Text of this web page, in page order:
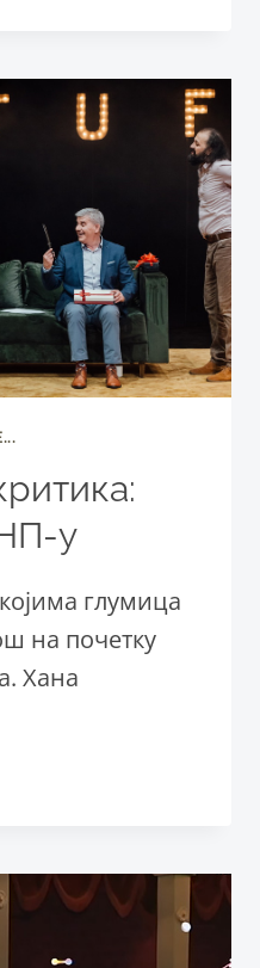
у
глумица
на почетку
Хана